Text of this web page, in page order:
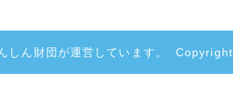
しん財団が運営しています。